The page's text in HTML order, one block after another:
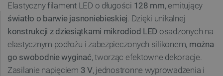
Elastyczny filament LED o długości 128 mm, emitujący
światło o barwie jasnoniebieskiej. Dzięki unikalnej
konstrukcji z dziesiątkami mikrodiod LED osadzonych na
elastycznym podłożu i zabezpieczonych silikonem, można
go swobodnie wyginać, tworząc efektowne dekoracje.
Zasilanie napięciem 3 V, jednostronne wyprowadzenia i